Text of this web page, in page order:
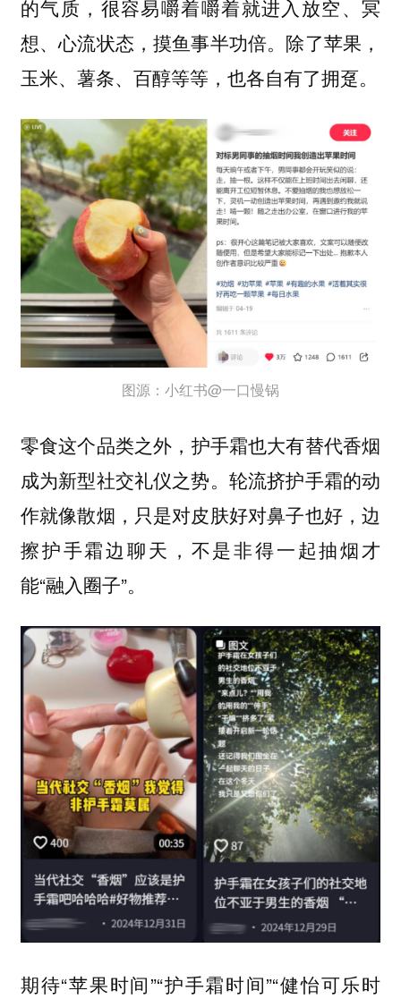
的气质，很容易嚼着嚼着就进入放空、冥
想、心流状态，摸鱼事半功倍。除了苹果，
玉米、薯条、百醇等等，也各自有了拥趸。
图源：小红书@一口慢锅
零食这个品类之外， 护手霜也大有替代香烟
成为新型社交礼仪之势。 轮流挤护手霜的动
作就像散烟，只是对皮肤好对鼻子也好，边
擦护手霜边聊天，不是非得一起抽烟才
能“融入圈子”。
期待“苹果时间”“护手霜时间”“健怡可乐时